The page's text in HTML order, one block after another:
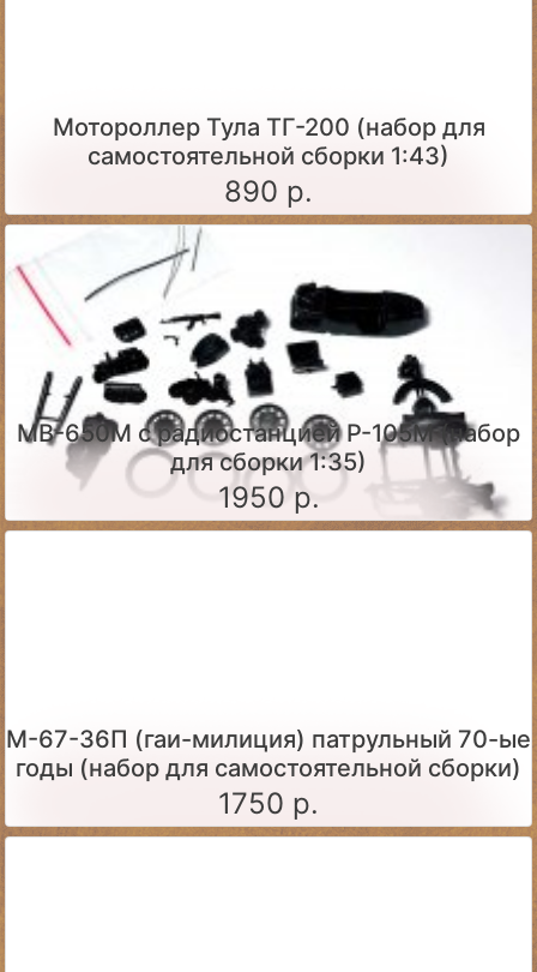
Мотороллер Тула ТГ-200 (набор для
самостоятельной сборки 1:43)
890 р.
МВ-650М с радиостанцией Р-105М (набор
для сборки 1:35)
1950 р.
М-67-36П (гаи-милиция) патрульный 70-ые
годы (набор для самостоятельной сборки)
1750 р.